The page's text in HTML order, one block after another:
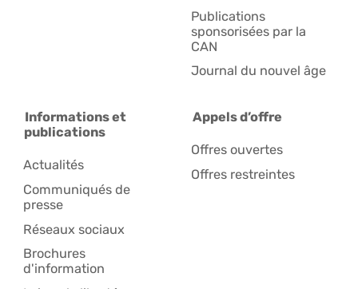
Publications
sponsorisées par la
CAN
Journal du nouvel âge
Informations et
publications
Actualités
Communiqués de
presse
Réseaux sociaux
Brochures
d'information
Appels d’offre
Offres ouvertes
Offres restreintes